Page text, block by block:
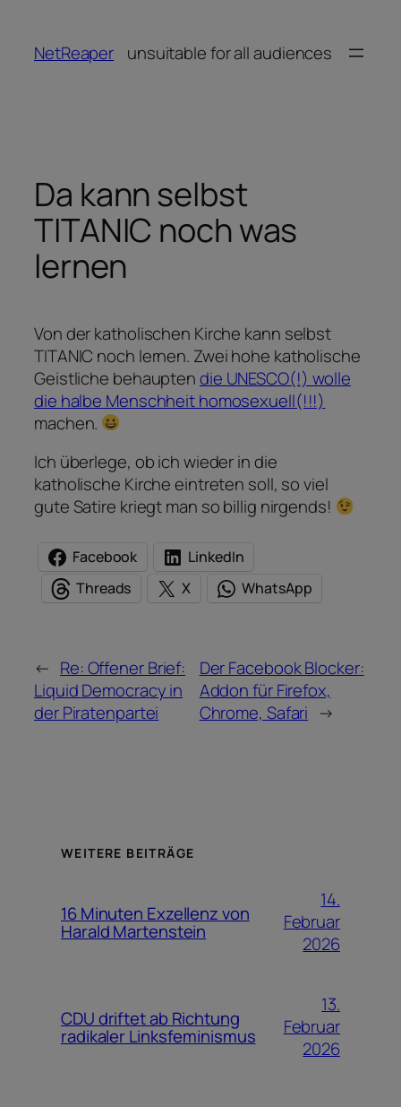
springen
NetReaper unsuitable for all audiences
Da kann selbst
TITANIC noch was
lernen
Von der katholischen Kirche kann selbst
TITANIC noch lernen. Zwei hohe katholische
Geistliche behauptendie UNESCO(!) wolle
die halbe Menschheit homosexuell(!!!)
machen.
Ich überlege, ob ich wieder in die
katholische Kirche eintreten soll, so viel
gute Satire kriegt man so billig nirgends!
Facebook
LinkedIn
Threads
X WhatsApp
← Re: Offener Brief:
Liquid Democracy in
der Piratenpartei
Der Facebook Blocker:
Addon für Firefox,
Chrome, Safari →
WEITERE BEITRÄGE
16 Minuten Exzellenz von
Harald Martenstein
14.
Februar
2026
CDU driftet ab Richtung
radikaler Linksfeminismus
13.
Februar
2026